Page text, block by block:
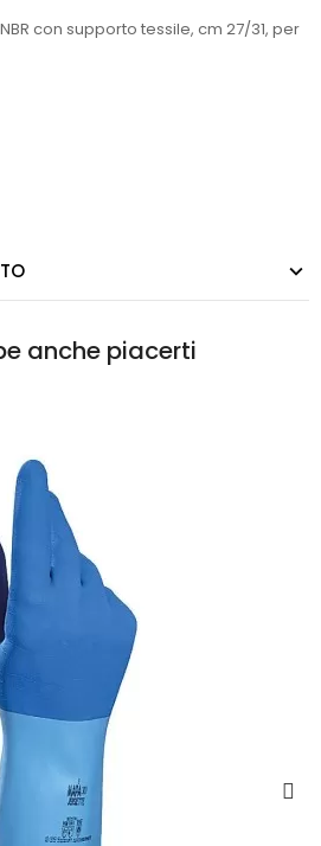
con supporto tessile, cm 27/31, per
anche piacerti